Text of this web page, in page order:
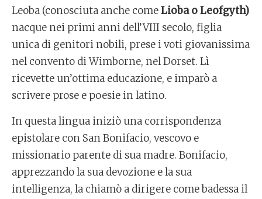
Leoba (conosciuta anche comeLioba o Leofgyth)
nacque nei primi anni dell’VIII secolo, figlia
unica di genitori nobili, prese i voti giovanissima
nel convento di Wimborne, nel Dorset. Lì
ricevette un’ottima educazione, e imparò a
scrivere prose e poesie in latino.
In questa lingua iniziò una corrispondenza
epistolare con San Bonifacio, vescovo e
missionario parente di sua madre. Bonifacio,
apprezzando la sua devozione e la sua
intelligenza, la chiamò a dirigere come badessa il